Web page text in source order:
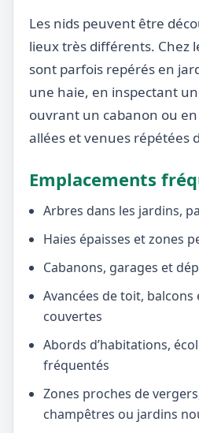
Les nids peuvent être
lieux très différents. Chez
sont parfois repérés en
une haie, en inspectant
ouvrant un cabanon ou
allées et venues répétées
Emplacements
Arbres dans les jardins,
Haies épaisses et zones
Cabanons, garages et
Avancées de toit, balcons
couvertes
Abords d’habitations,
fréquentés
Zones proches de
champêtres ou jardins